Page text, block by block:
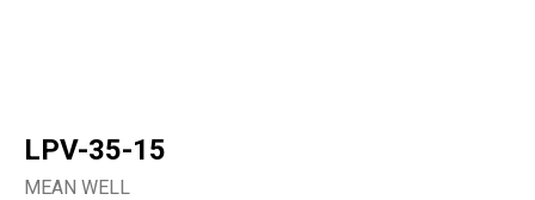
LPV-35-15
MEAN WELL